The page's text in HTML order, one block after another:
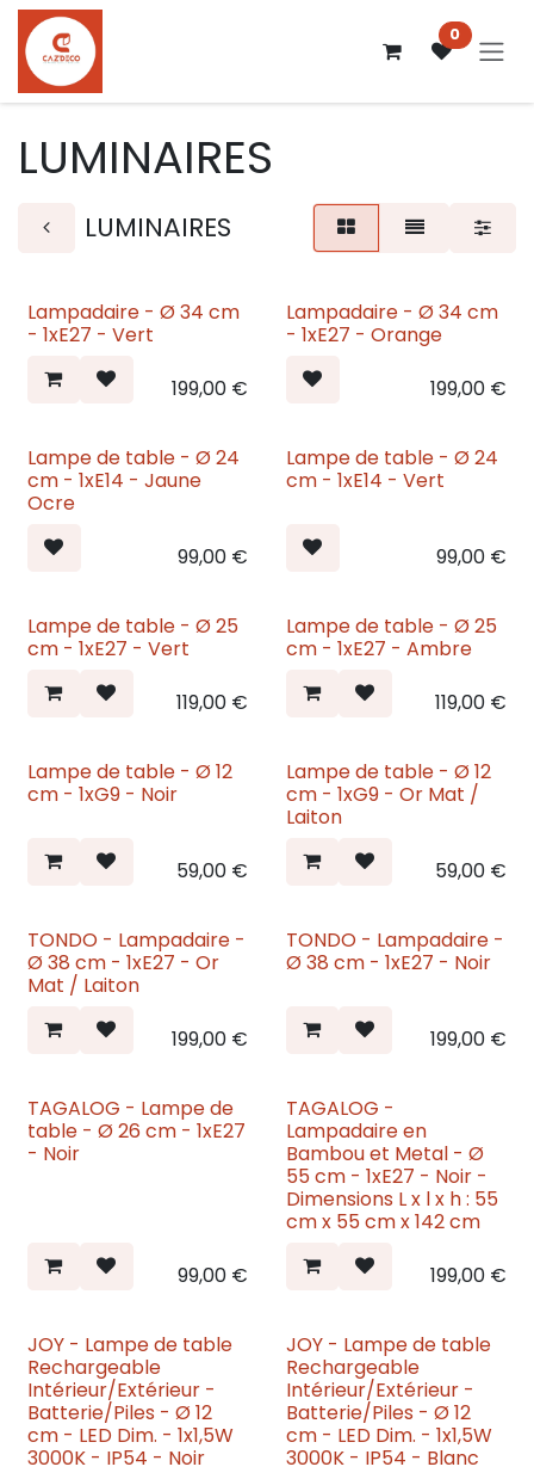
Se rendre au contenu
0
LUMINAIRES
LUMINAIRES
Nouveau
Lampadaire - Ø 34 cm
- 1xE27 - Vert
199,00€
Nouveau
Lampadaire - Ø 34 cm
- 1xE27 - Orange
199,00€
Nouveau
Lampe de table - Ø 24
cm - 1xE14 - Jaune
Ocre
99,00€
Nouveau
Lampe de table - Ø 24
cm - 1xE14 - Vert
99,00€
Nouveau
Lampe de table - Ø 25
cm - 1xE27 - Vert
119,00€
Nouveau
Lampe de table - Ø 25
cm - 1xE27 - Ambre
119,00€
Nouveau
Lampe de table - Ø 12
cm - 1xG9 - Noir
59,00€
Nouveau
Lampe de table - Ø 12
cm - 1xG9 - Or Mat /
Laiton
59,00€
Nouveau
TONDO - Lampadaire -
Ø 38 cm - 1xE27 - Or
Mat / Laiton
199,00€
Nouveau
TONDO - Lampadaire -
Ø 38 cm - 1xE27 - Noir
199,00€
Nouveau
TAGALOG - Lampe de
table - Ø 26 cm - 1xE27
- Noir
99,00€
Nouveau
TAGALOG -
Lampadaire en
Bambou et Metal - Ø
55 cm - 1xE27 - Noir -
Dimensions L x l x h : 55
cm x 55 cm x 142 cm
199,00€
Nouveau
JOY - Lampe de table
Rechargeable
Intérieur/Extérieur -
Batterie/Piles - Ø 12
cm - LED Dim. - 1x1,5W
3000K - IP54 - Noir
Nouveau
JOY - Lampe de table
Rechargeable
Intérieur/Extérieur -
Batterie/Piles - Ø 12
cm - LED Dim. - 1x1,5W
3000K - IP54 - Blanc